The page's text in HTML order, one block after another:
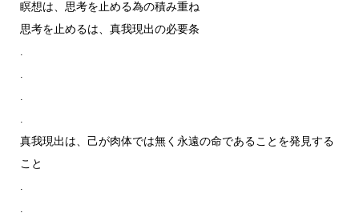
瞑想は、思考を止める為の積み重ね
思考を止めるは、真我現出の必要条
.
.
.
.
真我現出は、己が肉体では無く永遠の命であることを発見する
こと
.
.